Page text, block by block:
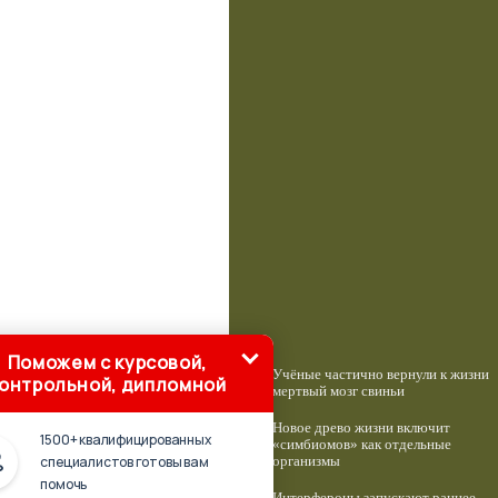
Учёные частично вернули к жизни
мертвый мозг свиньи
Новое древо жизни включит
«симбиомов» как отдельные
организмы
Поможем с курсовой,
дипломной
1500+ квалифицированных
специалистов готовы вам
помочь